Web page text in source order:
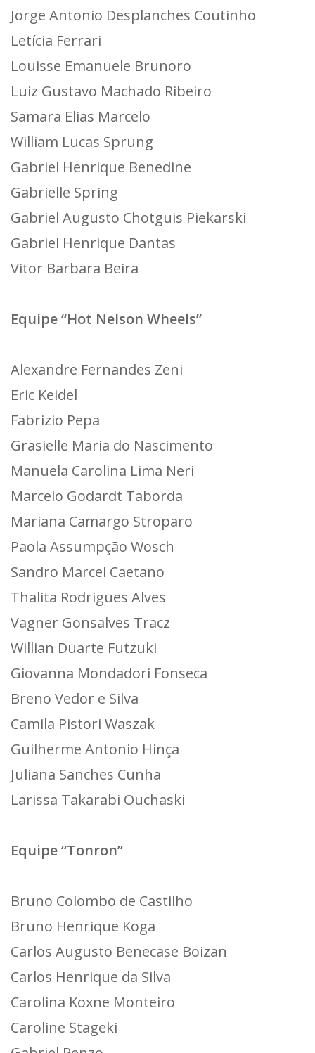
Jorge Antonio Desplanches Coutinho
Letícia Ferrari
Louisse Emanuele Brunoro
Luiz Gustavo Machado Ribeiro
Samara Elias Marcelo
William Lucas Sprung
Gabriel Henrique Benedine
Gabrielle Spring
Gabriel Augusto Chotguis Piekarski
Gabriel Henrique Dantas
Vitor Barbara Beira
Equipe “Hot Nelson Wheels”
Alexandre Fernandes Zeni
Eric Keidel
Fabrizio Pepa
Grasielle Maria do Nascimento
Manuela Carolina Lima Neri
Marcelo Godardt Taborda
Mariana Camargo Stroparo
Paola Assumpção Wosch
Sandro Marcel Caetano
Thalita Rodrigues Alves
Vagner Gonsalves Tracz
Willian Duarte Futzuki
Giovanna Mondadori Fonseca
Breno Vedor e Silva
Camila Pistori Waszak
Guilherme Antonio Hinça
Juliana Sanches Cunha
Larissa Takarabi Ouchaski
Equipe “Tonron”
Bruno Colombo de Castilho
Bruno Henrique Koga
Carlos Augusto Benecase Boizan
Carlos Henrique da Silva
Carolina Koxne Monteiro
Caroline Stageki